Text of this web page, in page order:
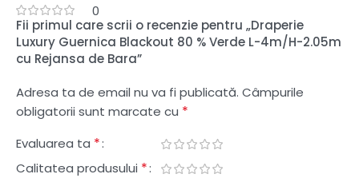
0
Fii primul care scrii o recenzie pentru „Draperie
Luxury Guernica Blackout 80 % Verde L-4m/H-2.05m
cu Rejansa de Bara”
Adresa ta de email nu va fi publicată. Câmpurile
obligatorii sunt marcate cu *
Evaluarea ta *
Calitatea produsului *